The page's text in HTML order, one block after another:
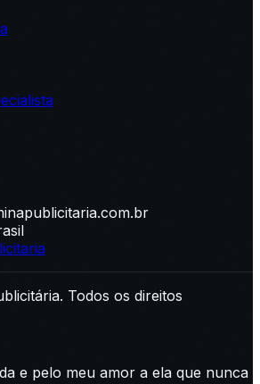
Todos os direitos
e pelo meu amor a ela que nunca